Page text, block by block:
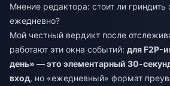
Мнение редактора: стоит ли гриндить
ежедневно?
Мой честный вердикт после
работают эти окна событий: для F2P-
день» — это элементарный 30-
вход, но «ежедневный» формат